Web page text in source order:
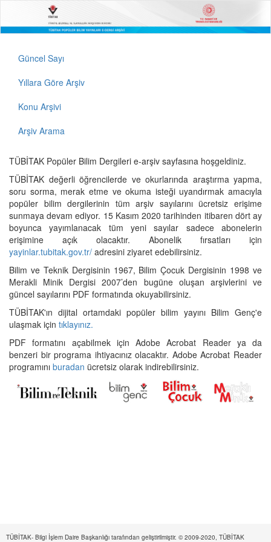
Güncel Sayı
Yıllara Göre Arşiv
Konu Arşivi
Arşiv Arama
TÜBİTAK Popüler Bilim Dergileri e-arşiv sayfasına hoşgeldiniz.
TÜBİTAK değerli öğrencilerde ve okurlarında araştırma yapma,
soru sorma, merak etme ve okuma isteği uyandırmak amacıyla
popüler bilim dergilerinin tüm arşiv sayılarını ücretsiz erişime
sunmaya devam ediyor. 15 Kasım 2020 tarihinden itibaren dört ay
boyunca yayımlanacak tüm yeni sayılar sadece abonelerin
erişimine açık olacaktır. Abonelik fırsatları için
yayinlar.tubitak.gov.tr/ adresini ziyaret edebilirsiniz.
Bilim ve Teknik Dergisinin 1967, Bilim Çocuk Dergisinin 1998 ve
Merakli Minik Dergisi 2007’den bugüne oluşan arşivlerini ve
güncel sayılarını PDF formatında okuyabilirsiniz.
TÜBİTAK'ın dijital ortamdaki popüler bilim yayını Bilim Genç'e
ulaşmak için tıklayınız.
PDF formatını açabilmek için Adobe Acrobat Reader ya da
benzeri bir programa ihtiyacınız olacaktır. Adobe Acrobat Reader
programını buradan ücretsiz olarak indirebilirsiniz.
TÜBİTAK- Bilgi İşlem Daire Başkanlığı tarafından geliştirilmiştir. © 2009-2020, TÜBİTAK